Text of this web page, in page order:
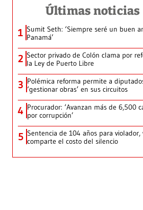
Últimas noticias
1 Sumit Seth: ‘Siempre seré un buen
Panamá’
2 Sector privado de Colón clama por
la Ley de Puerto Libre
3 Polémica reforma permite a
‘gestionar obras’ en sus circuitos
4 Procurador: ‘Avanzan más de 6,500
por corrupción’
5 Sentencia de 104 años para violador,
comparte el costo del silencio